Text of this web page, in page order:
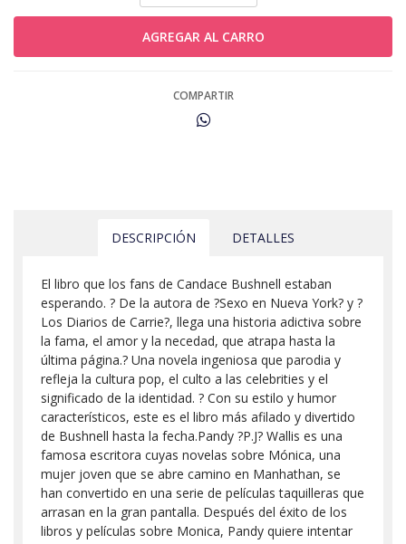
COMPARTIR
DESCRIPCIÓN DETALLES
El libro que los fans de Candace Bushnell estaban
esperando. ? De la autora de ?Sexo en Nueva York? y ?
Los Diarios de Carrie?, llega una historia adictiva sobre
la fama, el amor y la necedad, que atrapa hasta la
última página.? Una novela ingeniosa que parodia y
refleja la cultura pop, el culto a las celebrities y el
significado de la identidad. ? Con su estilo y humor
característicos, este es el libro más afilado y divertido
de Bushnell hasta la fecha.Pandy ?P.J? Wallis es una
famosa escritora cuyas novelas sobre Mónica, una
mujer joven que se abre camino en Manhathan, se
han convertido en una serie de películas taquilleras que
arrasan en la gran pantalla. Después del éxito de los
libros y películas sobre Monica, Pandy quiere intentar